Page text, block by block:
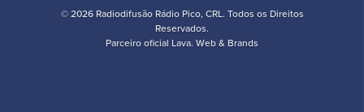
© 2026 Radiodifusão Rádio Pico, CRL. Todos os Direitos
Reservados.
Parceiro oficial Lava. Web & Brands